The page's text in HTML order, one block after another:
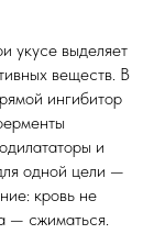
укусе выделяет
веществ. В
ингибитор
и
одной цели —
кровь не
— сжиматься.